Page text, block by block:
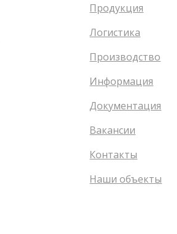
Продукция
Логистика
Производство
Информация
Документация
Вакансии
Контакты
Наши объекты